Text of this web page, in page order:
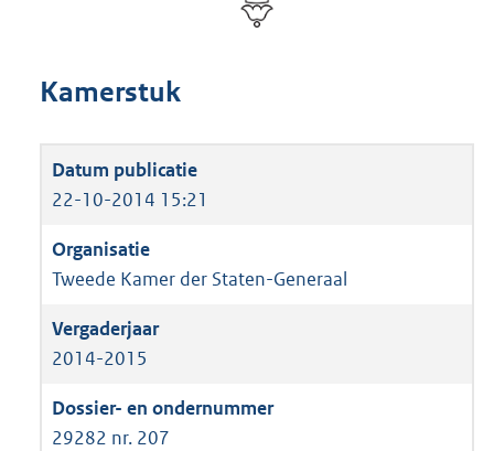
Kamerstuk
22-10-2014 15:21
Tweede Kamer der Staten-Generaal
2014-2015
29282 nr. 207